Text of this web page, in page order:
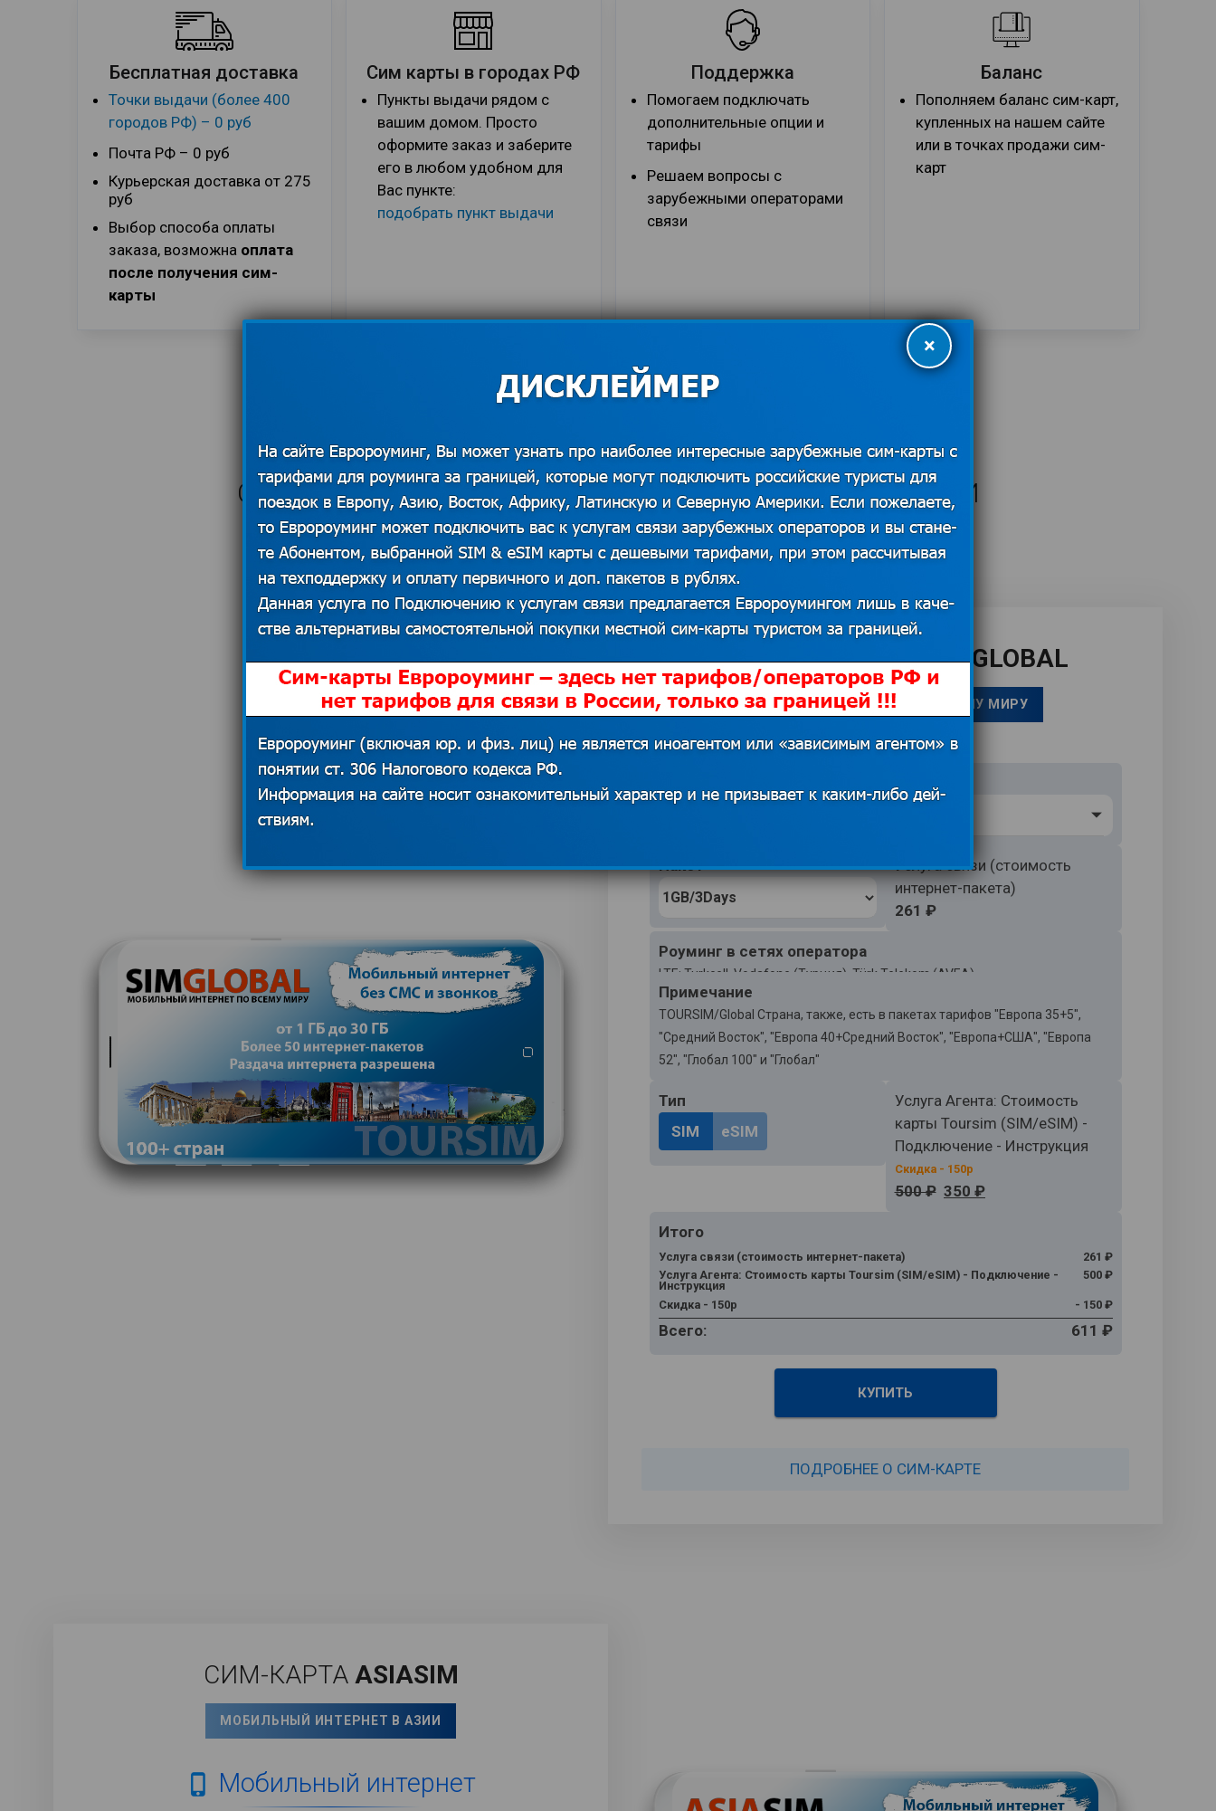
Бесплатная доставка
Точки выдачи (более 400
городов РФ) – 0 руб
Почта РФ – 0 руб
Курьерская доставка от 275
руб
Выбор способа оплаты
заказа, возможна оплата
после получения сим-
карты
Сим карты в городах РФ
Пункты выдачи рядом с
вашим домом. Просто
оформите заказ и заберите
его в любом удобном для
Вас пункте:
подобрать пункт выдачи
Поддержка
Помогаем подключать
дополнительные опции и
тарифы
Решаем вопросы с
зарубежными операторами
связи
Баланс
Пополняем баланс сим-карт,
купленных на нашем сайте
или в точках продажи сим-
карт
САМЫЕ ВЫГОДНЫЕ ТАРИФЫ В РОУМИНГЕ ЗА ГРАНИЦЕЙ
СИМ-КАРТАTOURSIM GLOBAL
МОБИЛЬНЫЙ ИНТЕРНЕТ ПО ВСЕМУ МИРУ
Страна Регион Страна
Пакет
Услуга связи (стоимость
интернет-пакета)
261 ₽
Роуминг в сетях оператора
LTE: Turkcell, Vodafone (Турция), Türk Telekom (AVEA)
Примечаниe
TOURSIM/Global Страна, также, есть в пакетах тарифов "Европа 35+5",
"Средний Восток", "Европа 40+Средний Восток", "Европа+США", "Европа
52", "Глобал 100" и "Глобал"
Тип
SIM
eSIM
Услуга Агента: Стоимость
карты Toursim (SIM/eSIM) -
Подключение - Инструкция
500 ₽ 350 ₽
Итого
Услуга связи (стоимость интернет-пакета)
261 ₽
Услуга Агента: Стоимость карты Toursim (SIM/eSIM) - Подключение -
Инструкция
500 ₽
Скидка - 150р - 150 ₽
Всего: 611 ₽
КУПИТЬ
ПОДРОБНЕЕ О СИМ-КАРТЕ
СИМ-КАРТАASIASIM
МОБИЛЬНЫЙ ИНТЕРНЕТ В АЗИИ
 Мобильный интернет
×